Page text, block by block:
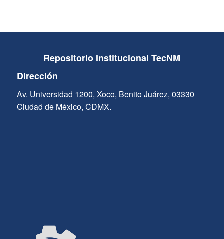
Repositorio Institucional TecNM
Dirección
Av. Universidad 1200, Xoco, Benito Juárez, 03330
Ciudad de México, CDMX.